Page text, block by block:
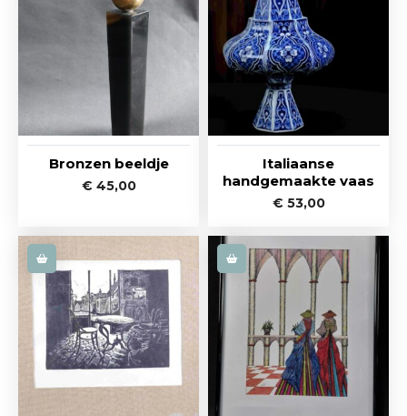
Bronzen beeldje
€ 45,00
Italiaanse
handgemaakte vaas
€ 53,00